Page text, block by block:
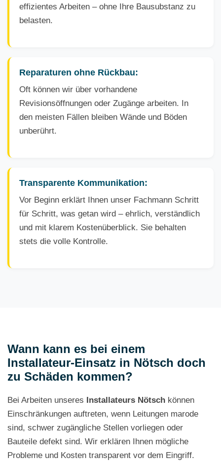
effizientes Arbeiten – ohne Ihre Bausubstanz zu
belasten.
Reparaturen ohne Rückbau:
Oft können wir über vorhandene
Revisionsöffnungen oder Zugänge arbeiten. In
den meisten Fällen bleiben Wände und Böden
unberührt.
Transparente Kommunikation:
Vor Beginn erklärt Ihnen unser Fachmann Schritt
für Schritt, was getan wird – ehrlich, verständlich
und mit klarem Kostenüberblick. Sie behalten
stets die volle Kontrolle.
Wann kann es bei einem
Installateur-Einsatz in Nötsch doch
zu Schäden kommen?
Bei Arbeiten unseres Installateurs Nötsch können
Einschränkungen auftreten, wenn Leitungen marode
sind, schwer zugängliche Stellen vorliegen oder
Bauteile defekt sind. Wir erklären Ihnen mögliche
Probleme und Kosten transparent vor dem Eingriff.